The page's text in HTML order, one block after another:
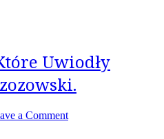
Uwiodły
a Comment